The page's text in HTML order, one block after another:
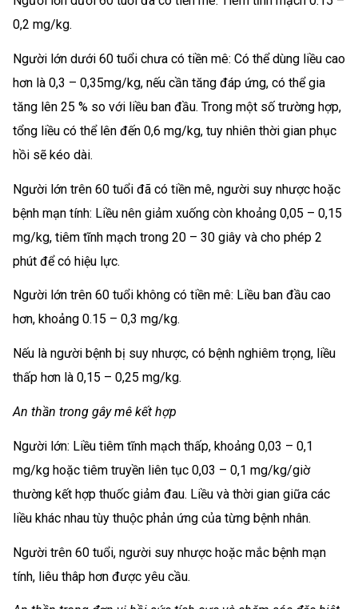
0,2 mg/kg.
Người lớn dưới 60 tuổi chưa có tiền mê: Có thể dùng liều cao
hơn là 0,3 – 0,35mg/kg, nếu cần tăng đáp ứng, có thể gia
tăng lên 25 % so với liều ban đầu. Trong một số trường hợp,
tổng liều có thể lên đến 0,6 mg/kg, tuy nhiên thời gian phục
hồi sẽ kéo dài.
Người lớn trên 60 tuổi đã có tiền mê, người suy nhược hoặc
bệnh mạn tính: Liều nên giảm xuống còn khoảng 0,05 – 0,15
mg/kg, tiêm tĩnh mạch trong 20 – 30 giây và cho phép 2
phút để có hiệu lực.
Người lớn trên 60 tuổi không có tiền mê: Liều ban đầu cao
hơn, khoảng 0.15 – 0,3 mg/kg.
Nếu là người bệnh bị suy nhược, có bệnh nghiêm trọng, liều
thấp hơn là 0,15 – 0,25 mg/kg.
An thần trong gây mê kết hợp
Người lớn: Liều tiêm tĩnh mạch thấp, khoảng 0,03 – 0,1
mg/kg hoặc tiêm truyền liên tục 0,03 – 0,1 mg/kg/giờ
thường kết hợp thuốc giảm đau. Liều và thời gian giữa các
liều khác nhau tùy thuộc phản ứng của từng bệnh nhân.
Người trên 60 tuổi, người suy nhược hoặc mắc bệnh mạn
tính, liêu thâp hơn được yêu cầu.